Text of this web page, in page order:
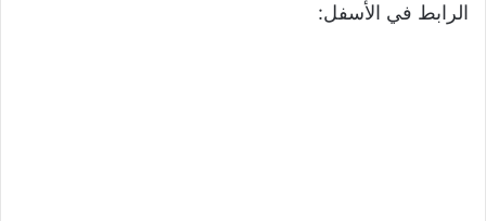
الرابط في الأسفل: